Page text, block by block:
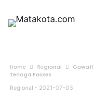
Home Regional
Tenaga Faskes
Regional - 2021-07-03